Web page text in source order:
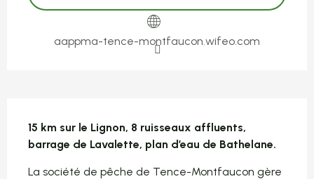
aappma-tence-montfaucon.wifeo.com
15 km sur le Lignon, 8 ruisseaux affluents,
barrage de Lavalette, plan d’eau de Bathelane.
La société de pêche de Tence-Montfaucon gère